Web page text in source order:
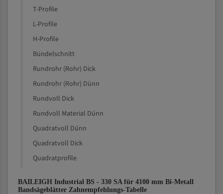
T-Profile
L-Profile
H-Profile
Bündelschnitt
Rundrohr (Rohr) Dick
Rundrohr (Rohr) Dünn
Rundvoll Dick
Rundvoll Material Dünn
Quadratvoll Dünn
Quadratvoll Dick
Quadratprofile
BAILEIGH Industrial BS - 330 SA für 4100 mm Bi-Metall
Bandsägeblätter Zahnempfehlungs-Tabelle